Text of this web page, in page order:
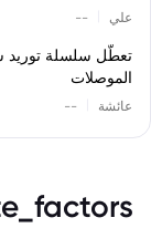
علي --
تعطّل سلسلة توريد
الموصلات
عائشة --